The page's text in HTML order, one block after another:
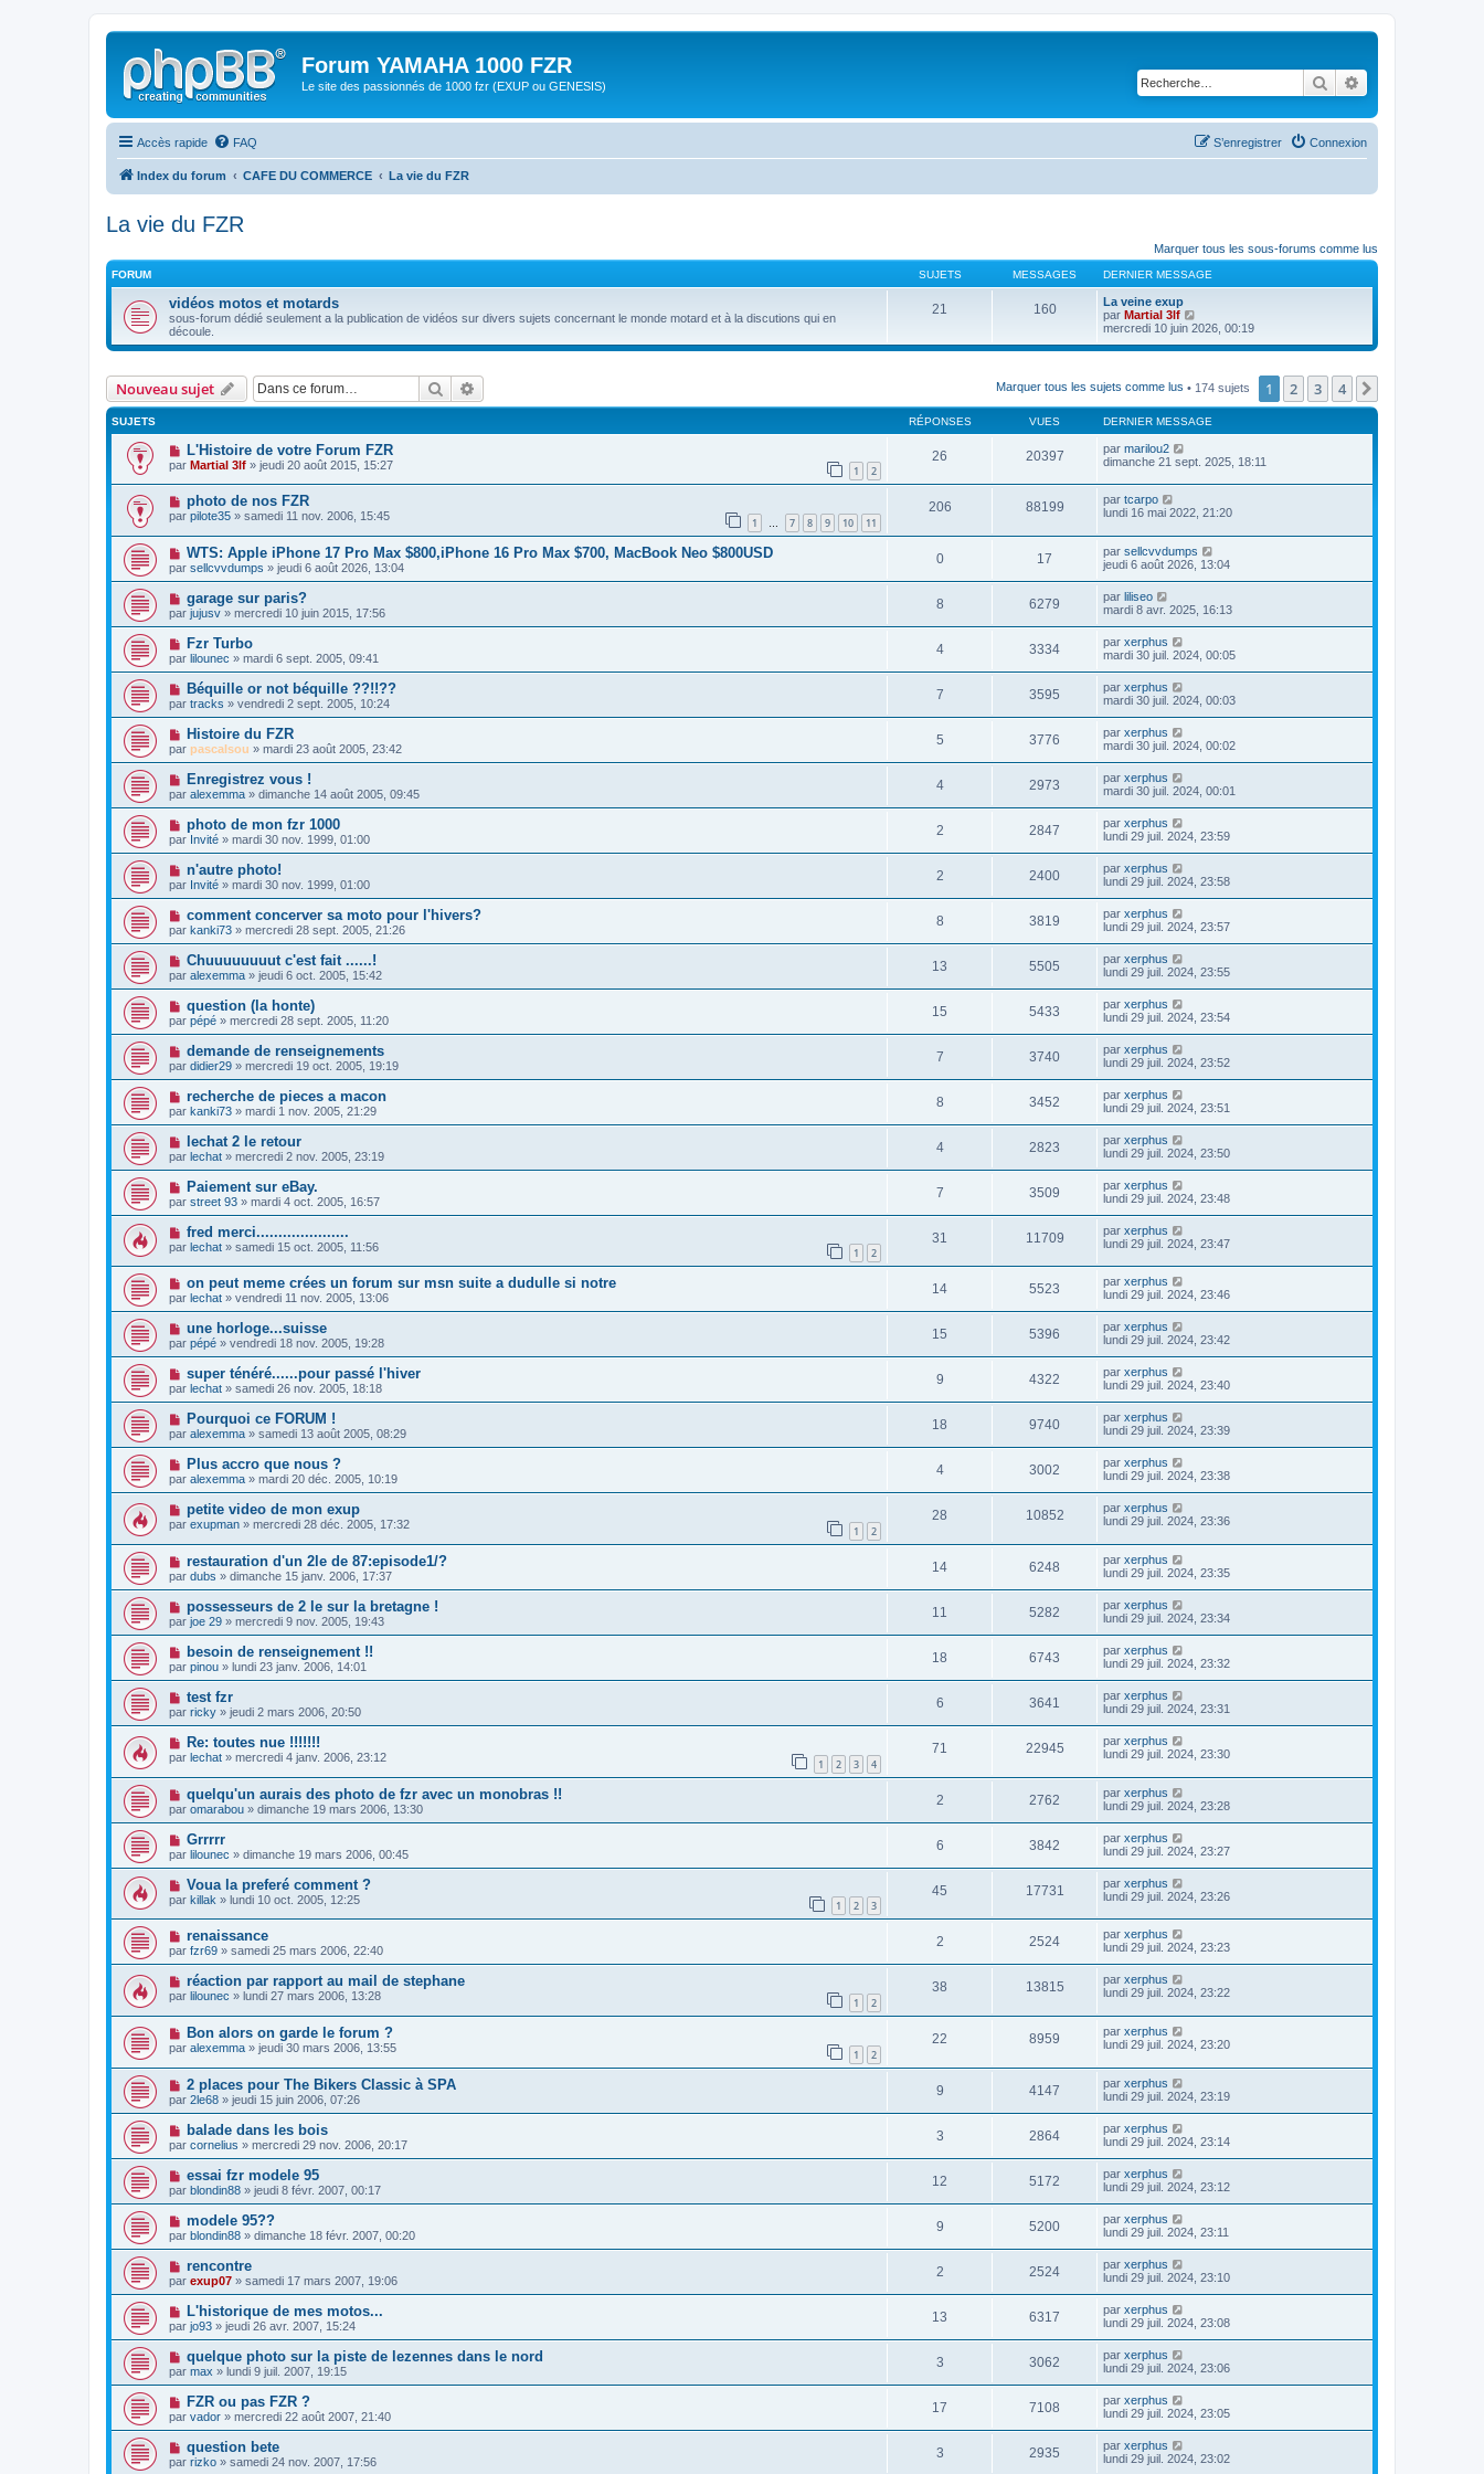
Forum YAMAHA 1000 FZR
Le site des passionnés de 1000 fzr (EXUP ou GENESIS) Rechercher
Accès rapide FAQ Connexion
S’enregistrer
Index du forum CAFE DU COMMERCE La vie du FZR
La vie du FZR
Marquer tous les sous-forums comme lus
FORUM SUJETS MESSAGES DERNIER MESSAGE
vidéos motos et motards
sous-forum dédié seulement a la publication de vidéos sur divers sujets concernant le monde motard et à la discutions qui en
découle.
21 160
La veine exup
par Martial 3lf
o
r
d
e
r
n
e
m
s
a
g
e
mercredi 10 juin 2026, 00:19
Nouveau sujet Rechercher Marquer tous les sujets comme lus • 174 sujets 1 2 3 4
SUJETS RÉPONSES VUES DERNIER MESSAGE
L'Histoire de votre Forum FZR
par Martial 3lf » jeudi 20 août 2015, 15:27 1 2
26 20397 par marilou2
dimanche 21 sept. 2025, 18:11
photo de nos FZR
par pilote35 » samedi 11 nov. 2006, 15:45 1 … 7 8 9 10 11
206 88199 par tcarpo
lundi 16 mai 2022, 21:20
WTS: Apple iPhone 17 Pro Max $800,iPhone 16 Pro Max $700, MacBook Neo $800USD
par sellcvvdumps » jeudi 6 août 2026, 13:04
0 17 par sellcvvdumps
jeudi 6 août 2026, 13:04
garage sur paris?
par jujusv » mercredi 10 juin 2015, 17:56
8 6279 par liliseo
mardi 8 avr. 2025, 16:13
Fzr Turbo
par lilounec » mardi 6 sept. 2005, 09:41
4 3334 par xerphus
mardi 30 juil. 2024, 00:05
Béquille or not béquille ??!!??
par tracks » vendredi 2 sept. 2005, 10:24
7 3595 par xerphus
mardi 30 juil. 2024, 00:03
Histoire du FZR
par pascalsou » mardi 23 août 2005, 23:42
5 3776 par xerphus
mardi 30 juil. 2024, 00:02
Enregistrez vous !
par alexemma » dimanche 14 août 2005, 09:45
4 2973 par xerphus
mardi 30 juil. 2024, 00:01
photo de mon fzr 1000
par Invité » mardi 30 nov. 1999, 01:00
2 2847 par xerphus
lundi 29 juil. 2024, 23:59
n'autre photo!
par Invité » mardi 30 nov. 1999, 01:00
2 2400 par xerphus
lundi 29 juil. 2024, 23:58
comment concerver sa moto pour l'hivers?
par kanki73 » mercredi 28 sept. 2005, 21:26
8 3819 par xerphus
lundi 29 juil. 2024, 23:57
Chuuuuuuuut c'est fait ......!
par alexemma » jeudi 6 oct. 2005, 15:42
13 5505 par xerphus
lundi 29 juil. 2024, 23:55
question (la honte)
par pépé » mercredi 28 sept. 2005, 11:20
15 5433 par xerphus
lundi 29 juil. 2024, 23:54
demande de renseignements
par didier29 » mercredi 19 oct. 2005, 19:19
7 3740 par xerphus
lundi 29 juil. 2024, 23:52
recherche de pieces a macon
par kanki73 » mardi 1 nov. 2005, 21:29
8 3452 par xerphus
lundi 29 juil. 2024, 23:51
lechat 2 le retour
par lechat » mercredi 2 nov. 2005, 23:19
4 2823 par xerphus
lundi 29 juil. 2024, 23:50
Paiement sur eBay.
par street 93 » mardi 4 oct. 2005, 16:57
7 3509 par xerphus
lundi 29 juil. 2024, 23:48
fred merci.....................
par lechat » samedi 15 oct. 2005, 11:56 1 2
31 11709 par xerphus
lundi 29 juil. 2024, 23:47
on peut meme crées un forum sur msn suite a dudulle si notre
par lechat » vendredi 11 nov. 2005, 13:06
14 5523 par xerphus
lundi 29 juil. 2024, 23:46
une horloge...suisse
par pépé » vendredi 18 nov. 2005, 19:28
15 5396 par xerphus
lundi 29 juil. 2024, 23:42
super ténéré......pour passé l'hiver
par lechat » samedi 26 nov. 2005, 18:18
9 4322 par xerphus
lundi 29 juil. 2024, 23:40
Pourquoi ce FORUM !
par alexemma » samedi 13 août 2005, 08:29
18 9740 par xerphus
lundi 29 juil. 2024, 23:39
Plus accro que nous ?
par alexemma » mardi 20 déc. 2005, 10:19
4 3002 par xerphus
lundi 29 juil. 2024, 23:38
petite video de mon exup
par exupman » mercredi 28 déc. 2005, 17:32 1 2
28 10852 par xerphus
lundi 29 juil. 2024, 23:36
restauration d'un 2le de 87:episode1/?
par dubs » dimanche 15 janv. 2006, 17:37
14 6248 par xerphus
lundi 29 juil. 2024, 23:35
possesseurs de 2 le sur la bretagne !
par joe 29 » mercredi 9 nov. 2005, 19:43
11 5282 par xerphus
lundi 29 juil. 2024, 23:34
besoin de renseignement !!
par pinou » lundi 23 janv. 2006, 14:01
18 6743 par xerphus
lundi 29 juil. 2024, 23:32
test fzr
par ricky » jeudi 2 mars 2006, 20:50
6 3641 par xerphus
lundi 29 juil. 2024, 23:31
Re: toutes nue !!!!!!!
par lechat » mercredi 4 janv. 2006, 23:12 1 2 3 4
71 22945 par xerphus
lundi 29 juil. 2024, 23:30
quelqu'un aurais des photo de fzr avec un monobras !!
par omarabou » dimanche 19 mars 2006, 13:30
2 2762 par xerphus
lundi 29 juil. 2024, 23:28
Grrrrr
par lilounec » dimanche 19 mars 2006, 00:45
6 3842 par xerphus
lundi 29 juil. 2024, 23:27
Voua la preferé comment ?
par killak » lundi 10 oct. 2005, 12:25 1 2 3
45 17731 par xerphus
lundi 29 juil. 2024, 23:26
renaissance
par fzr69 » samedi 25 mars 2006, 22:40
2 2524 par xerphus
lundi 29 juil. 2024, 23:23
réaction par rapport au mail de stephane
par lilounec » lundi 27 mars 2006, 13:28 1 2
38 13815 par xerphus
lundi 29 juil. 2024, 23:22
Bon alors on garde le forum ?
par alexemma » jeudi 30 mars 2006, 13:55 1 2
22 8959 par xerphus
lundi 29 juil. 2024, 23:20
2 places pour The Bikers Classic à SPA
par 2le68 » jeudi 15 juin 2006, 07:26
9 4147 par xerphus
lundi 29 juil. 2024, 23:19
balade dans les bois
par cornelius » mercredi 29 nov. 2006, 20:17
3 2864 par xerphus
lundi 29 juil. 2024, 23:14
essai fzr modele 95
par blondin88 » jeudi 8 févr. 2007, 00:17
12 5172 par xerphus
lundi 29 juil. 2024, 23:12
modele 95??
par blondin88 » dimanche 18 févr. 2007, 00:20
9 5200 par xerphus
lundi 29 juil. 2024, 23:11
rencontre
par exup07 » samedi 17 mars 2007, 19:06
2 2524 par xerphus
lundi 29 juil. 2024, 23:10
L'historique de mes motos...
par jo93 » jeudi 26 avr. 2007, 15:24
13 6317 par xerphus
lundi 29 juil. 2024, 23:08
quelque photo sur la piste de lezennes dans le nord
par max » lundi 9 juil. 2007, 19:15
3 3062 par xerphus
lundi 29 juil. 2024, 23:06
FZR ou pas FZR ?
par vador » mercredi 22 août 2007, 21:40
17 7108 par xerphus
lundi 29 juil. 2024, 23:05
question bete
par rizko » samedi 24 nov. 2007, 17:56
3 2935 par xerphus
lundi 29 juil. 2024, 23:02